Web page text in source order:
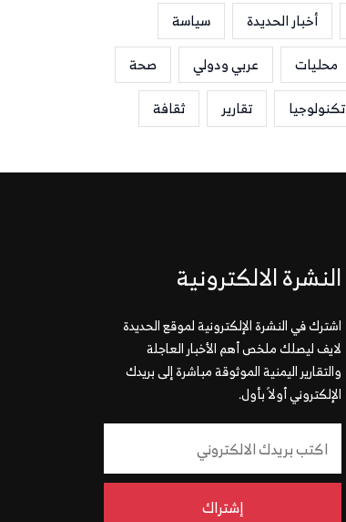
أخبار الحديدة
سياسة
محليات عربي ودولي
صحة
تكنولوجيا تقارير ثقافة
النشرة الالكترونية
اشترك في النشرة الإلكترونية لموقع الحديدة
لايف ليصلك ملخص أهم الأخبار العاجلة
والتقارير اليمنية الموثوقة مباشرة إلى بريدك
الإلكتروني أولاً بأول.
إشتراك